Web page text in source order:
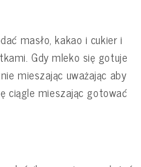
masło, kakao i cukier i
Gdy mleko się gotuje
mieszając uważając aby
ciągle mieszając gotować